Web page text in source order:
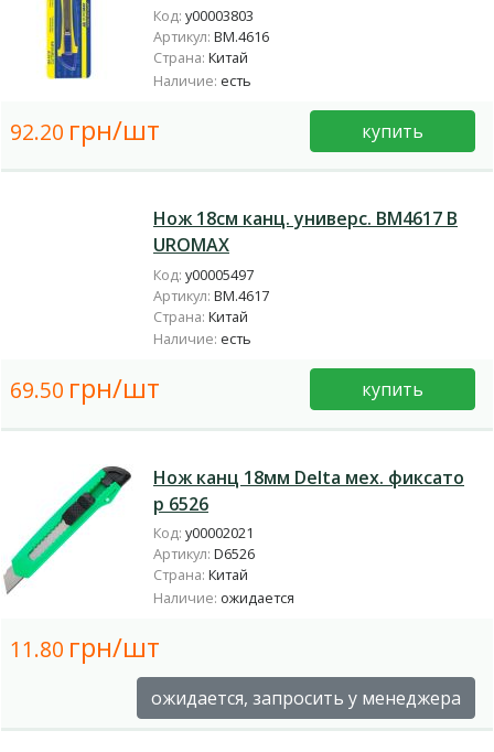
Код: у00003803
Артикул: BM.4616
Страна: Китай
Наличие: есть
92.20 грн/шт купить
Нож 18см канц. универс. BM4617 B
UROMAX
Код: у00005497
Артикул: BM.4617
Страна: Китай
Наличие: есть
69.50 грн/шт купить
Нож канц 18мм Delta мех. фиксато
р 6526
Код: у00002021
Артикул: D6526
Страна: Китай
Наличие: ожидается
11.80 грн/шт
ожидается, запросить у менеджера